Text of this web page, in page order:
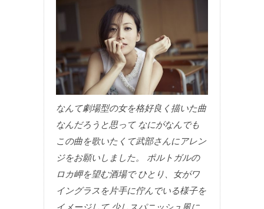
なんて劇場型の女を格好良く描いた曲
なんだろうと思って なにがなんでも
この曲を歌いたくて武部さんにアレン
ジをお願いしました。 ポルトガルの
ロカ岬を望む酒場で ひとり、女がワ
イングラスを片手に佇んでいる様子を
イメージして 少しスパニッシュ風に